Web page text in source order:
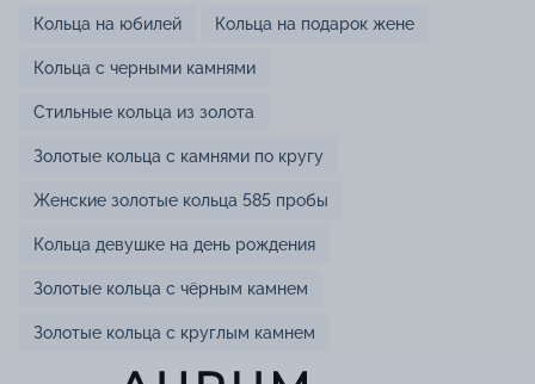
Кольца на юбилей Кольца на подарок жене
Кольца с черными камнями
Стильные кольца из золота
Золотые кольца с камнями по кругу
Женские золотые кольца 585 пробы
Кольца девушке на день рождения
Золотые кольца с чёрным камнем
Золотые кольца с круглым камнем